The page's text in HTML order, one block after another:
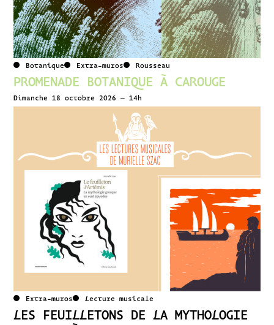
Botanique Extra-muros Rousseau
PROMENADE BOTANIQUE À CAROUGE
Dimanche 18 octobre 2026 – 14h
Extra-muros Lecture musicale
LES FEUILLETONS DE LA MYTHOLOGIE